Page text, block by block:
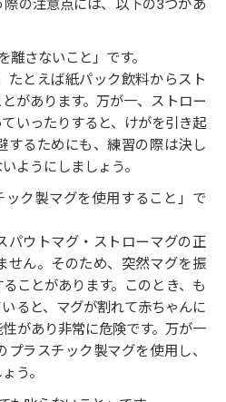
の注意点には、以下の3つがあ
離さないこと」です。
たとえば紙パック飲料からスト
があります。万が一、ストロー
いったりすると、けがを引き起
するためにも、練習の際は決し
ようにしましょう。
ク製マグを使用すること」で
パウトマグ・ストローマグの正
せん。そのため、突然マグを振
ことがあります。このとき、も
ると、マグが割れて赤ちゃんに
があり非常に危険です。万が一
ラスチック製マグを使用し、
う。